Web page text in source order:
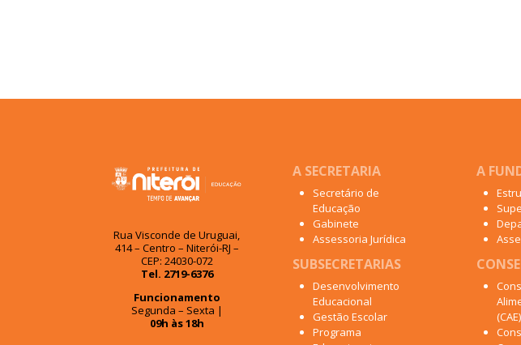
Rua Visconde de Uruguai,
414 – Centro – Niterói-RJ –
CEP: 24030-072
Tel. 2719-6376
Funcionamento
Segunda – Sexta |
09h às 18h
A SECRETARIA
Secretário de
Educação
Gabinete
Assessoria Jurídica
SUBSECRETARIAS
Desenvolvimento
Educacional
Gestão Escolar
Programa
A
(CAE)